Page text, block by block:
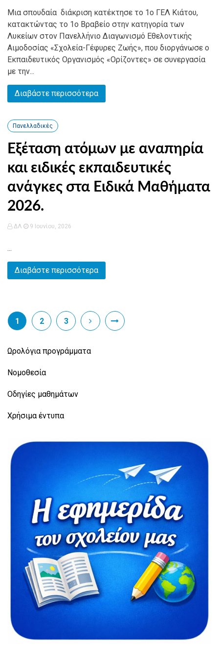
Μια σπουδαία διάκριση κατέκτησε το 1ο ΓΕΛ Κιάτου,
κατακτώντας το 1ο Βραβείο στην κατηγορία των
Λυκείων στον Πανελλήνιο Διαγωνισμό Εθελοντικής
Αιμοδοσίας «Σχολεία-Γέφυρες Ζωής», που διοργάνωσε ο
Εκπαιδευτικός Οργανισμός «Ορίζοντες» σε συνεργασία
με την...
Διαβάστε περισσότερα
Πανελλαδικές
Εξέταση ατόμων με αναπηρία
και ειδικές εκπαιδευτικές
ανάγκες στα Ειδικά Μαθήματα
2026.
ΔΛ 9 Ιουνίου, 2026
...
Διαβάστε περισσότερα
1 2 3
Ωρολόγια προγράμματα
Νομοθεσία
Οδηγίες μαθημάτων
Χρήσιμα έντυπα